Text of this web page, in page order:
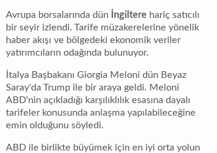
Avrupa borsalarında dün İngiltere hariç satıcılı
bir seyir izlendi. Tarife müzakerelerine yönelik
haber akışı ve bölgedeki ekonomik veriler
yatırımcıların odağında bulunuyor.
İtalya Başbakanı Giorgia Meloni dün Beyaz
Saray'da Trump ile bir araya geldi. Meloni
ABD'nin açıkladığı karşılıklılık esasına dayalı
tarifeler konusunda anlaşma yapılabileceğine
emin olduğunu söyledi.
ABD ile birlikte büyümek için en iyi orta yolun